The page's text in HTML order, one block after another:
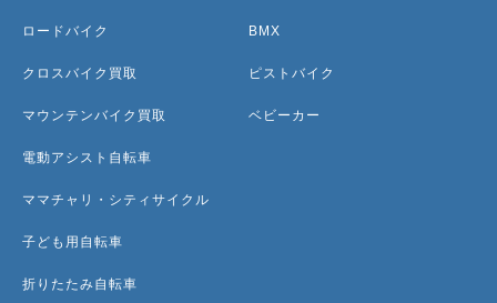
ロードバイク
クロスバイク買取
マウンテンバイク買取
電動アシスト自転車
ママチャリ・シティサイクル
子ども用自転車
折りたたみ自転車
BMX
ピストバイク
ベビーカー